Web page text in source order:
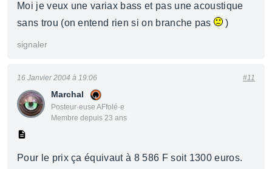
Moi je veux une variax bass et pas une acoustique
sans trou (on entend rien si on branche pas
)
signaler
Marchal
Posteur·euse AFfolé·e
Membre depuis 23 ans
16 Janvier 2004 à 19:06 #11
Pour le prix ça équivaut à 8 586 F soit 1300 euros.